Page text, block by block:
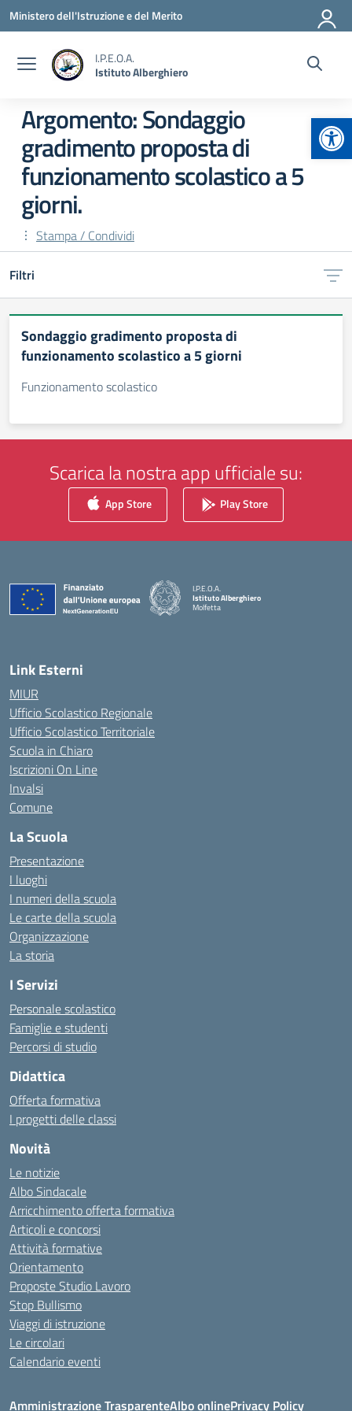
Vai ai contenuti
Vai al menu di navigazione
Vai al footer
Ministero dell'Istruzione e del Merito
I.P.E.O.A.
Istituto Alberghiero
Argomento: Sondaggio
gradimento proposta di
funzionamento scolastico a 5
giorni.
Stampa / Condividi
Filtri
Sondaggio gradimento proposta di
funzionamento scolastico a 5 giorni
Funzionamento scolastico
Scarica la nostra app ufficiale su:
App Store Play Store
I.P.E.O.A.
Istituto Alberghiero
Molfetta
Link Esterni
MIUR
Ufficio Scolastico Regionale
Ufficio Scolastico Territoriale
Scuola in Chiaro
Iscrizioni On Line
Invalsi
Comune
La Scuola
Presentazione
I luoghi
I numeri della scuola
Le carte della scuola
Organizzazione
La storia
I Servizi
Personale scolastico
Famiglie e studenti
Percorsi di studio
Didattica
Offerta formativa
I progetti delle classi
Novità
Le notizie
Albo Sindacale
Arricchimento offerta formativa
Articoli e concorsi
Attività formative
Orientamento
Proposte Studio Lavoro
Stop Bullismo
Viaggi di istruzione
Le circolari
Calendario eventi
Amministrazione TrasparenteAlbo onlinePrivacy Policy